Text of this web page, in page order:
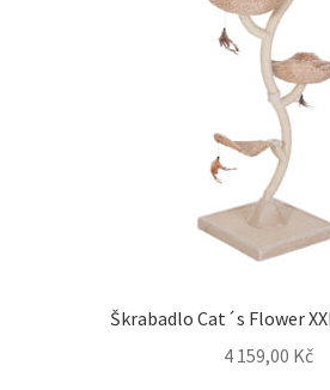
Škrabadlo Cat´s Flower
4 159,00 Kč